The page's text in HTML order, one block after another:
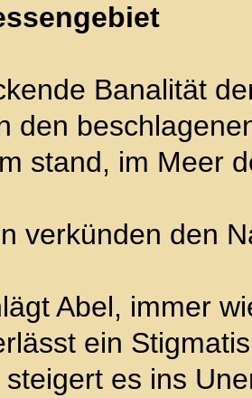
Banalität
den
stand, im Meer
verkünden den
Abel, immer
ein
es ins